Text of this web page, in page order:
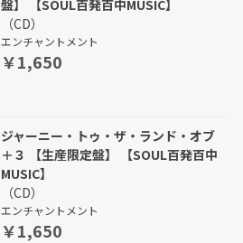
盤】 【SOUL百発百中MUSIC】
（CD）
エンチャントメント
￥1,650
ジャーニー・トゥ・ザ・ランド・オブ
＋３ 【生産限定盤】 【SOUL百発百中
MUSIC】
（CD）
エンチャントメント
￥1,650